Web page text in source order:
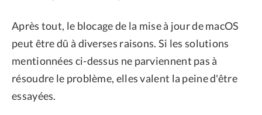
Après tout, le blocage de la mise à jour de macOS
peut être dû à diverses raisons. Si les solutions
mentionnées ci-dessus ne parviennent pas à
résoudre le problème, elles valent la peine d'être
essayées.